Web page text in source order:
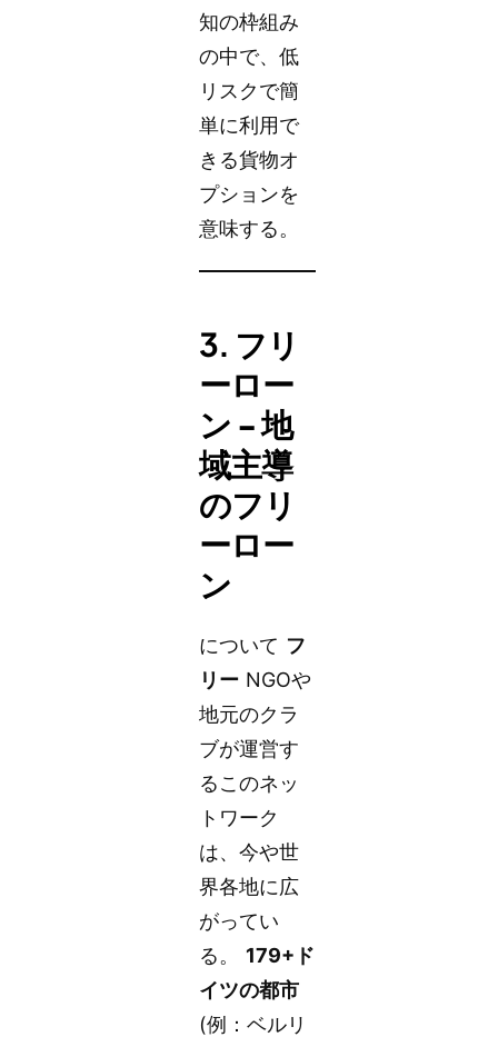
知の枠組み
の中で、低
リスクで簡
単に利用で
きる貨物オ
プションを
意味する。
3. フリ
ーロー
ン - 地
域主導
のフリ
ーロー
ン
について フ
リー NGOや
地元のクラ
ブが運営す
るこのネッ
トワーク
は、今や世
界各地に広
がってい
る。 179+ド
イツの都市
(例：ベルリ